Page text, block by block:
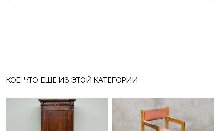
КОЕ-ЧТО ЕЩЁ ИЗ ЭТОЙ КАТЕГОРИИ